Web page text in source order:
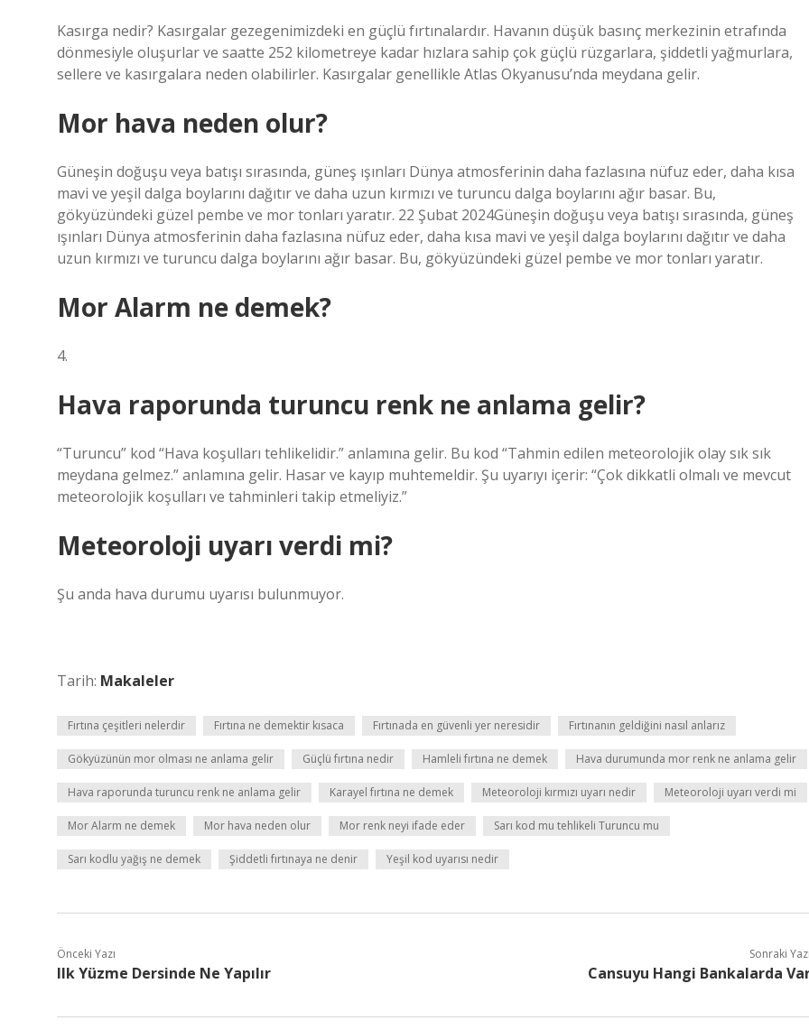
Kasırga nedir? Kasırgalar gezegenimizdeki en güçlü fırtınalardır. Havanın düşük basınç merkezinin etrafında
dönmesiyle oluşurlar ve saatte 252 kilometreye kadar hızlara sahip çok güçlü rüzgarlara, şiddetli yağmurlara,
sellere ve kasırgalara neden olabilirler. Kasırgalar genellikle Atlas Okyanusu’nda meydana gelir.
Mor hava neden olur?
Güneşin doğuşu veya batışı sırasında, güneş ışınları Dünya atmosferinin daha fazlasına nüfuz eder, daha kısa
mavi ve yeşil dalga boylarını dağıtır ve daha uzun kırmızı ve turuncu dalga boylarını ağır basar. Bu,
gökyüzündeki güzel pembe ve mor tonları yaratır. 22 Şubat 2024Güneşin doğuşu veya batışı sırasında, güneş
ışınları Dünya atmosferinin daha fazlasına nüfuz eder, daha kısa mavi ve yeşil dalga boylarını dağıtır ve daha
uzun kırmızı ve turuncu dalga boylarını ağır basar. Bu, gökyüzündeki güzel pembe ve mor tonları yaratır.
Mor Alarm ne demek?
4.
Hava raporunda turuncu renk ne anlama gelir?
“Turuncu” kod “Hava koşulları tehlikelidir.” anlamına gelir. Bu kod “Tahmin edilen meteorolojik olay sık sık
meydana gelmez.” anlamına gelir. Hasar ve kayıp muhtemeldir. Şu uyarıyı içerir: “Çok dikkatli olmalı ve mevcut
meteorolojik koşulları ve tahminleri takip etmeliyiz.”
Meteoroloji uyarı verdi mi?
Şu anda hava durumu uyarısı bulunmuyor.
Tarih: Makaleler
Fırtına çeşitleri nelerdir Fırtına ne demektir kısaca Fırtınada en güvenli yer neresidir Fırtınanın geldiğini nasıl anlarız
Gökyüzünün mor olması ne anlama gelir Güçlü fırtına nedir Hamleli fırtına ne demek Hava durumunda mor renk ne anlama gelir
Hava raporunda turuncu renk ne anlama gelir Karayel fırtına ne demek Meteoroloji kırmızı uyarı nedir Meteoroloji uyarı verdi mi
Mor Alarm ne demek Mor hava neden olur Mor renk neyi ifade eder Sarı kod mu tehlikeli Turuncu mu
Sarı kodlu yağış ne demek Şiddetli fırtınaya ne denir Yeşil kod uyarısı nedir
Önceki Yazı
Ilk Yüzme Dersinde Ne Yapılır
Sonraki
Cansuyu Hangi Bankalarda